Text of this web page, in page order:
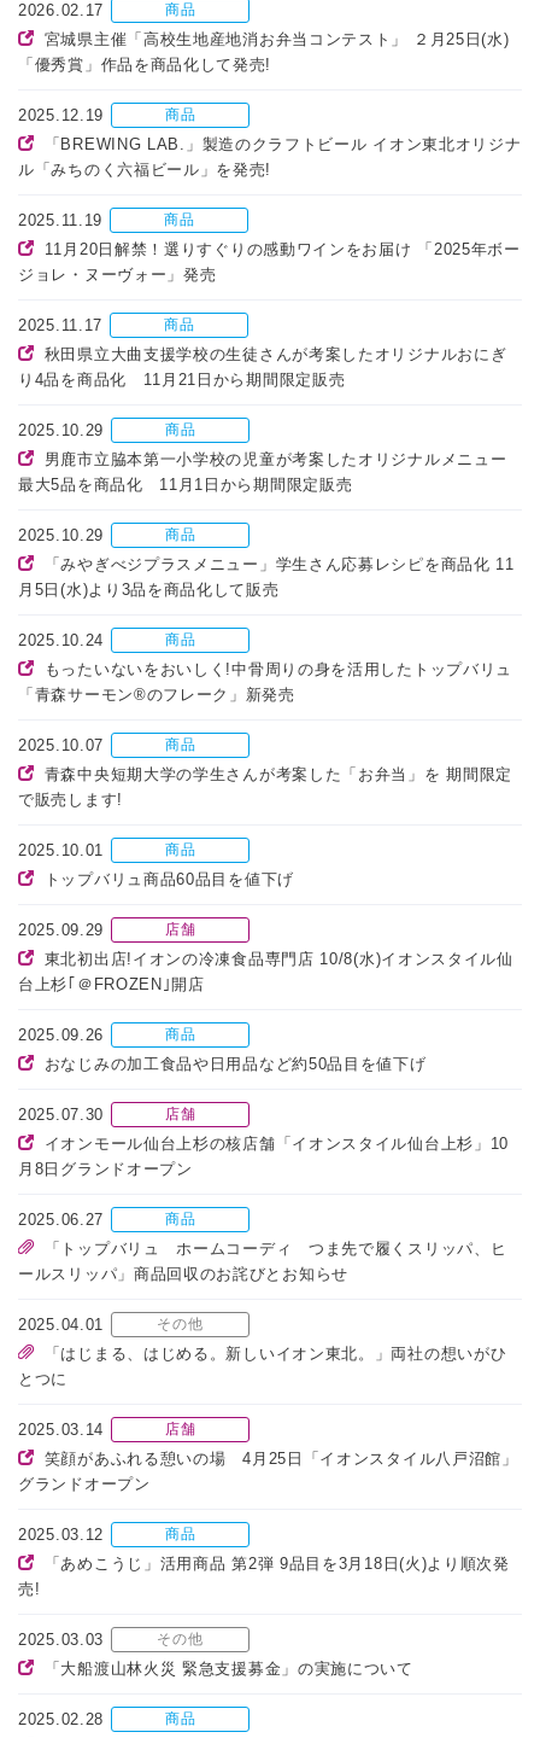
2026.02.17 商品
宮城県主催「高校生地産地消お弁当コンテスト」 ２月25日(水)
「優秀賞」作品を商品化して発売!
2025.12.19 商品
「BREWING LAB.」製造のクラフトビール イオン東北オリジナ
ル「みちのく六福ビール」を発売!
2025.11.19 商品
11月20日解禁！選りすぐりの感動ワインをお届け 「2025年ボー
ジョレ・ヌーヴォー」発売
2025.11.17 商品
秋田県立大曲支援学校の生徒さんが考案したオリジナルおにぎ
り4品を商品化 11月21日から期間限定販売
2025.10.29 商品
男鹿市立脇本第一小学校の児童が考案したオリジナルメニュー
最大5品を商品化 11月1日から期間限定販売
2025.10.29 商品
「みやぎべジプラスメニュー」学生さん応募レシピを商品化 11
月5日(水)より3品を商品化して販売
2025.10.24 商品
もったいないをおいしく!中骨周りの身を活用したトップバリュ
「青森サーモン®のフレーク」新発売
2025.10.07 商品
青森中央短期大学の学生さんが考案した「お弁当」を 期間限定
で販売します!
2025.10.01 商品
トップバリュ商品60品目を値下げ
2025.09.29 店舗
東北初出店!イオンの冷凍食品専門店 10/8(水)イオンスタイル仙
台上杉｢＠FROZEN｣開店
2025.09.26 商品
おなじみの加工食品や日用品など約50品目を値下げ
2025.07.30 店舗
イオンモール仙台上杉の核店舗「イオンスタイル仙台上杉」10
月8日グランドオープン
2025.06.27 商品
「トップバリュ ホームコーディ つま先で履くスリッパ、ヒ
ールスリッパ」商品回収のお詫びとお知らせ
2025.04.01 その他
「はじまる、はじめる。新しいイオン東北。」両社の想いがひ
とつに
2025.03.14 店舗
笑顔があふれる憩いの場 4月25日「イオンスタイル八戸沼館」
グランドオープン
2025.03.12 商品
「あめこうじ」活用商品 第2弾 9品目を3月18日(火)より順次発
売!
2025.03.03 その他
「大船渡山林火災 緊急支援募金」の実施について
2025.02.28 商品